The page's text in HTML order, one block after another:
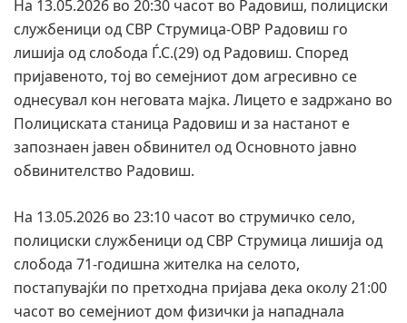
На 13.05.2026 во 20:30 часот во Радовиш, полициски
службеници од СВР Струмица-ОВР Радовиш го
лишија од слобода Ѓ.С.(29) од Радовиш. Според
пријавеното, тој во семејниот дом агресивно се
однесувал кон неговата мајка. Лицето е задржано во
Полициската станица Радовиш и за настанот е
запознаен јавен обвинител од Основното јавно
обвинителство Радовиш.
На 13.05.2026 во 23:10 часот во струмичко село,
полициски службеници од СВР Струмица лишија од
слобода 71-годишна жителка на селото,
постапувајќи по претходна пријава дека околу 21:00
часот во семејниот дом физички ја нападнала